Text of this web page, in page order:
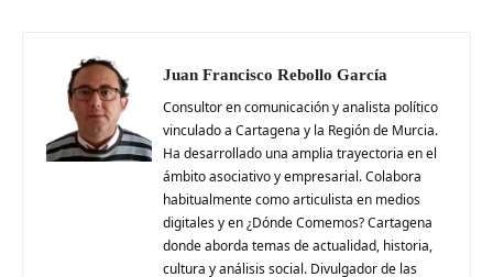
Juan Francisco Rebollo García
Consultor en comunicación y analista político
vinculado a Cartagena y la Región de Murcia.
Ha desarrollado una amplia trayectoria en el
ámbito asociativo y empresarial. Colabora
habitualmente como articulista en medios
digitales y en ¿Dónde Comemos? Cartagena
donde aborda temas de actualidad, historia,
cultura y análisis social. Divulgador de las